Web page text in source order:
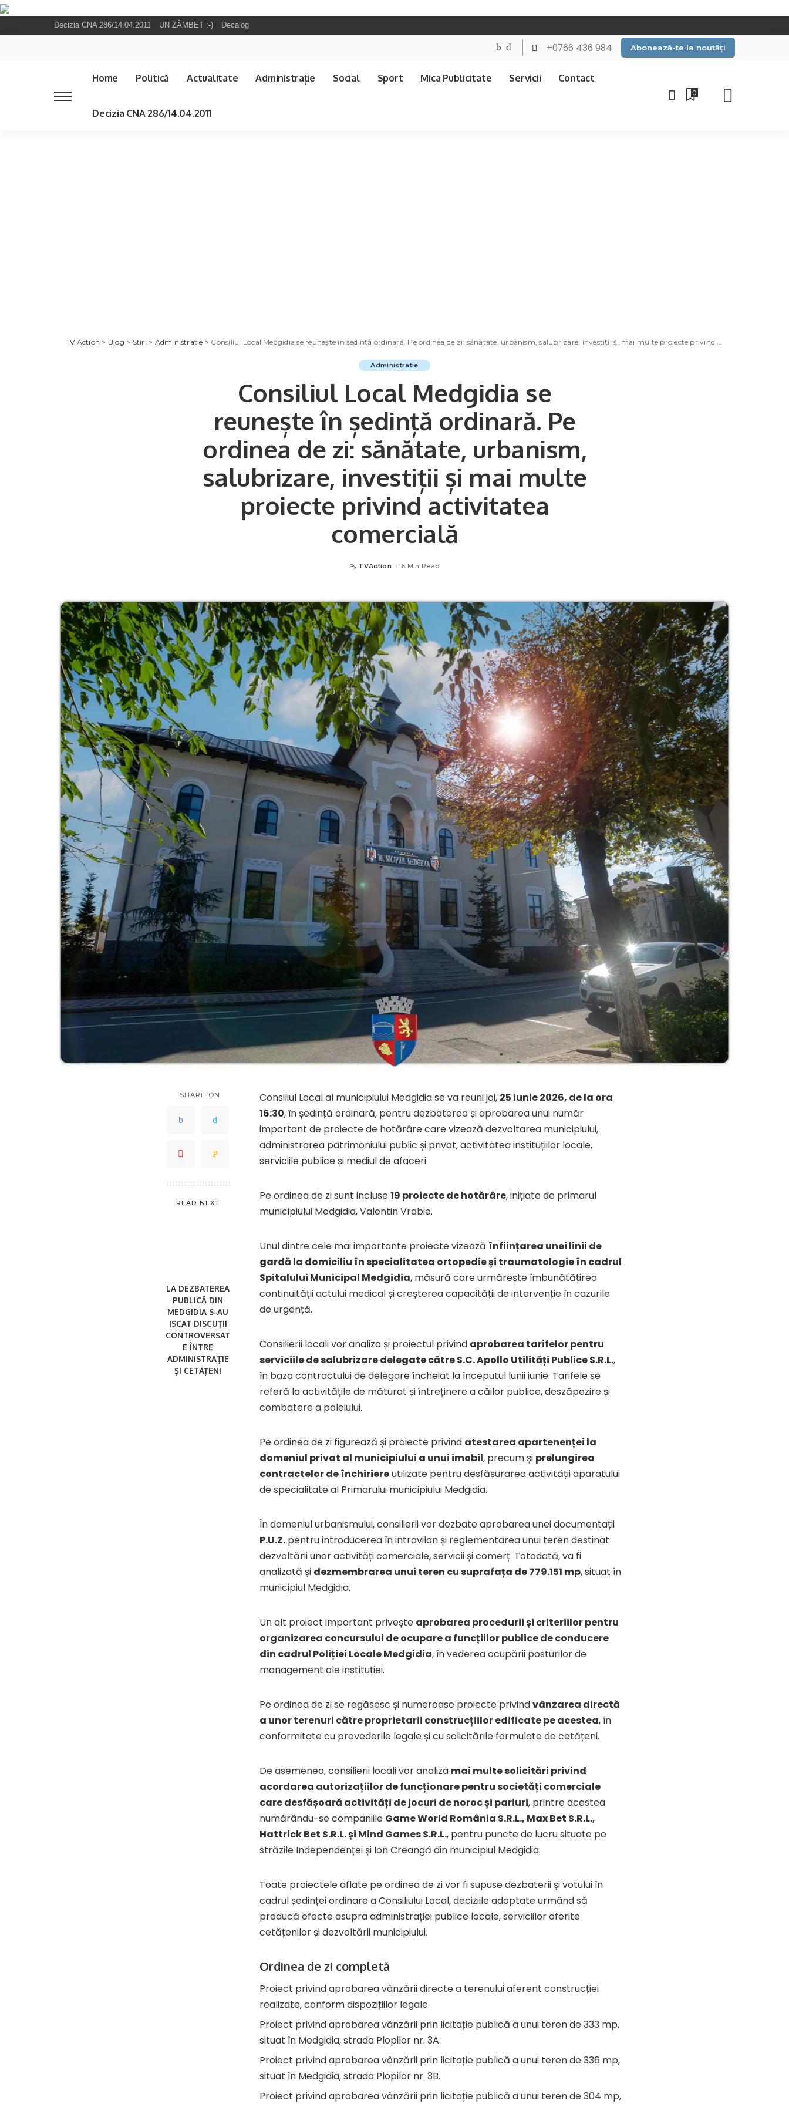
Decizia CNA 286/14.04.2011 UN ZÂMBET :-) Decalog
+0766 436 984 Abonează-te la noutăți
Home Politică Actualitate Administrație Social Sport Mica Publicitate Servicii Contact
Decizia CNA 286/14.04.2011
0
TV Action > Blog > Stiri > Administratie > Consiliul Local Medgidia se reunește în ședință ordinară. Pe ordinea de zi: sănătate, urbanism, salubrizare, investiții și mai multe proiecte privind activitatea comercială
Administratie
Consiliul Local Medgidia se
reunește în ședință ordinară. Pe
ordinea de zi: sănătate, urbanism,
salubrizare, investiții și mai multe
proiecte privind activitatea
comercială
Posted
By TVAction 6 Min Read
SHARE ON
READ NEXT
LA DEZBATEREA
PUBLICĂ DIN
MEDGIDIA S-AU
ISCAT DISCUȚII
CONTROVERSAT
E ÎNTRE
ADMINISTRAŢIE
ȘI CETĂȚENI
Consiliul Local al municipiului Medgidia se va reuni joi, 25 iunie 2026, de la ora
16:30, în ședință ordinară, pentru dezbaterea și aprobarea unui număr
important de proiecte de hotărâre care vizează dezvoltarea municipiului,
administrarea patrimoniului public și privat, activitatea instituțiilor locale,
serviciile publice și mediul de afaceri.
Pe ordinea de zi sunt incluse19 proiecte de hotărâre, inițiate de primarul
municipiului Medgidia, Valentin Vrabie.
Unul dintre cele mai importante proiecte vizează înființarea unei linii de
gardă la domiciliu în specialitatea ortopedie și traumatologie în cadrul
Spitalului Municipal Medgidia, măsură care urmărește îmbunătățirea
continuității actului medical și creșterea capacității de intervenție în cazurile
de urgență.
Consilierii locali vor analiza și proiectul privind aprobarea tarifelor pentru
serviciile de salubrizare delegate către S.C. Apollo Utilități Publice S.R.L.,
în baza contractului de delegare încheiat la începutul lunii iunie. Tarifele se
referă la activitățile de măturat și întreținere a căilor publice, deszăpezire și
combatere a poleiului.
Pe ordinea de zi figurează și proiecte privind atestarea apartenenței la
domeniul privat al municipiului a unui imobil, precum și prelungirea
contractelor de închiriereutilizate pentru desfășurarea activității aparatului
de specialitate al Primarului municipiului Medgidia.
În domeniul urbanismului, consilierii vor dezbate aprobarea unei documentații
P.U.Z. pentru introducerea în intravilan și reglementarea unui teren destinat
dezvoltării unor activități comerciale, servicii și comerț. Totodată, va fi
analizată și dezmembrarea unui teren cu suprafața de 779.151 mp, situat în
municipiul Medgidia.
Un alt proiect important privește aprobarea procedurii și criteriilor pentru
organizarea concursului de ocupare a funcțiilor publice de conducere
din cadrul Poliției Locale Medgidia, în vederea ocupării posturilor de
management ale instituției.
Pe ordinea de zi se regăsesc și numeroase proiecte privindvânzarea directă
a unor terenuri către proprietarii construcțiilor edificate pe acestea, în
conformitate cu prevederile legale și cu solicitările formulate de cetățeni.
De asemenea, consilierii locali vor analiza mai multe solicitări privind
acordarea autorizațiilor de funcționare pentru societăți comerciale
care desfășoară activități de jocuri de noroc și pariuri, printre acestea
numărându-se companiile Game World România S.R.L., Max Bet S.R.L.,
Hattrick Bet S.R.L. și Mind Games S.R.L., pentru puncte de lucru situate pe
străzile Independenței și Ion Creangă din municipiul Medgidia.
Toate proiectele aflate pe ordinea de zi vor fi supuse dezbaterii și votului în
cadrul ședinței ordinare a Consiliului Local, deciziile adoptate urmând să
producă efecte asupra administrației publice locale, serviciilor oferite
cetățenilor și dezvoltării municipiului.
Ordinea de zi completă
Proiect privind aprobarea vânzării directe a terenului aferent construcției
realizate, conform dispozițiilor legale.
Proiect privind aprobarea vânzării prin licitație publică a unui teren de 333 mp,
situat în Medgidia, strada Plopilor nr. 3A.
Proiect privind aprobarea vânzării prin licitație publică a unui teren de 336 mp,
situat în Medgidia, strada Plopilor nr. 3B.
Proiect privind aprobarea vânzării prin licitație publică a unui teren de 304 mp,